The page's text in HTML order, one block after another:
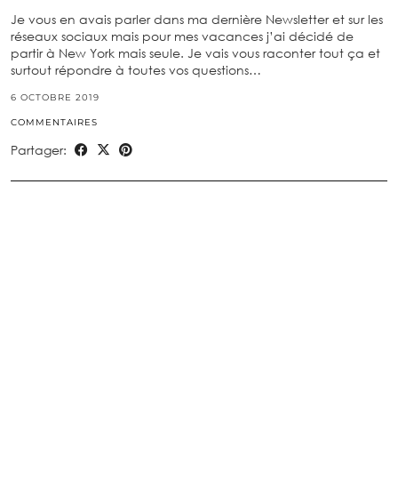
Je vous en avais parler dans ma dernière Newsletter et sur les
réseaux sociaux mais pour mes vacances j’ai décidé de
partir à New York mais seule. Je vais vous raconter tout ça et
surtout répondre à toutes vos questions…
6 OCTOBRE 2019
COMMENTAIRES
Partager: